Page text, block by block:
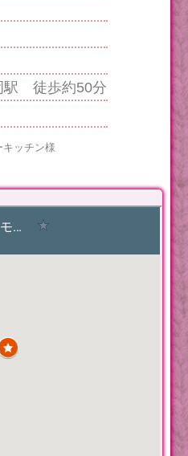
駅 徒歩約50分
ッチン様